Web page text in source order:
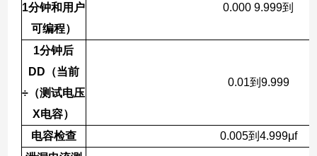
1分钟和用户
可编程）
0.000 9.999到
1分钟后
DD （当前
÷ （测试电压
X电容）
0.01到 9.999
电容检查 0.005到 4.999μf